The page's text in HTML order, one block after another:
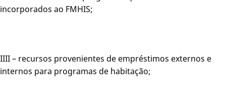
incorporados ao FMHIS;
IIII – recursos provenientes de empréstimos externos e
internos para programas de habitação;